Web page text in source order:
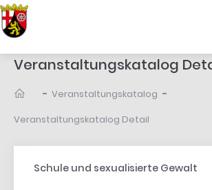
Veranstaltungskatalog
- Veranstaltungskatalog -
Veranstaltungskatalog Detail
Schule und sexualisierte Gewalt